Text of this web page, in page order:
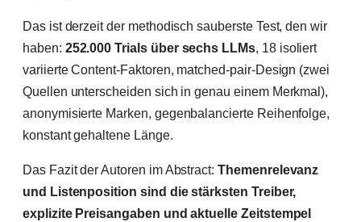
Das ist derzeit der methodisch sauberste Test, den wir
haben: 252.000 Trials über sechs LLMs, 18 isoliert
variierte Content-Faktoren, matched-pair-Design (zwei
Quellen unterscheiden sich in genau einem Merkmal),
anonymisierte Marken, gegenbalancierte Reihenfolge,
konstant gehaltene Länge.
Das Fazit der Autoren im Abstract:Themenrelevanz
und Listenposition sind die stärksten Treiber,
explizite Preisangaben und aktuelle Zeitstempel